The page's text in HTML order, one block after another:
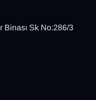
Binası Sk No:286/3